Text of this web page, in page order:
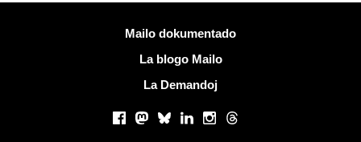
Mailo dokumentado
La blogo Mailo
La Demandoj
Facebook
Mastodon
BlueskyLinkedInInstagram
Threads